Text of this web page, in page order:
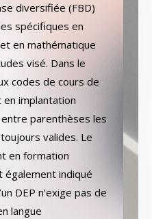
diversifiée (FBD)
spécifiques en
en mathématique
visé. Dans le
codes de cours de
en implantation
parenthèses les
valides. Le
en formation
également indiqué
DEP n’exige pas de
langue